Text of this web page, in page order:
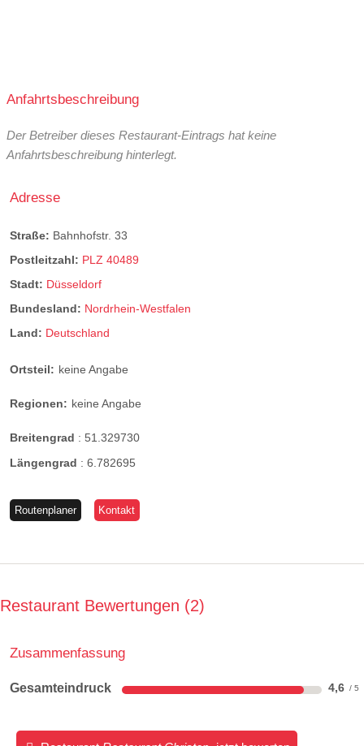
Anfahrtsbeschreibung
Der Betreiber dieses Restaurant-Eintrags hat keine
Anfahrtsbeschreibung hinterlegt.
Adresse
Straße: Bahnhofstr. 33
Postleitzahl: PLZ 40489
Stadt: Düsseldorf
Bundesland: Nordrhein-Westfalen
Land: Deutschland
Ortsteil: keine Angabe
Regionen: keine Angabe
Breitengrad : 51.329730
Längengrad : 6.782695
Routenplaner Kontakt
Restaurant Bewertungen 2
Zusammenfassung
Gesamteindruck 4,6